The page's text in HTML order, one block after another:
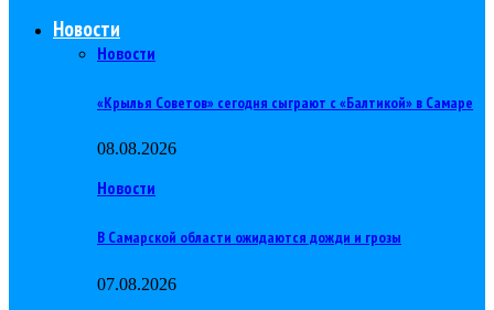
Новости
Новости
«Крылья Советов» сегодня сыграют с «Балтикой» в Самаре
08.08.2026
Новости
В Самарской области ожидаются дожди и грозы
07.08.2026